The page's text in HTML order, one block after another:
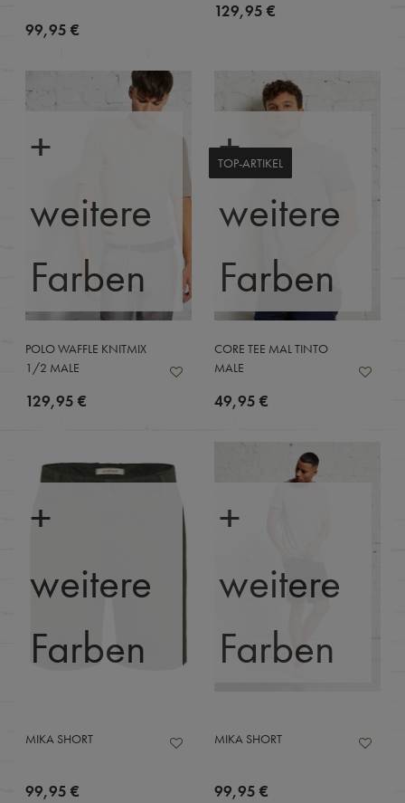
99,95 €
129,95 €
+
weitere
Farben
POLO WAFFLE KNITMIX
1/2 MALE
129,95 €
TOP-ARTIKEL
+
weitere
Farben
CORE TEE MAL TINTO
MALE
49,95 €
+
weitere
Farben
MIKA SHORT
99,95 €
+
weitere
Farben
MIKA SHORT
99,95 €